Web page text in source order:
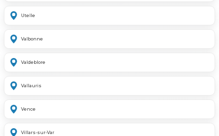
Utelle
Valbonne
Valdeblore
Vallauris
Vence
Villars-sur-Var